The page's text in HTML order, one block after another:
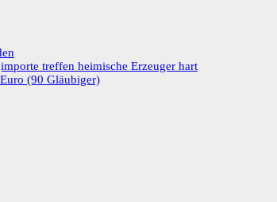
treffen heimische Erzeuger hart
(90 Gläubiger)